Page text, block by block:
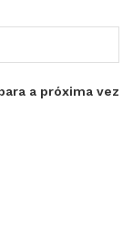
a próxima vez